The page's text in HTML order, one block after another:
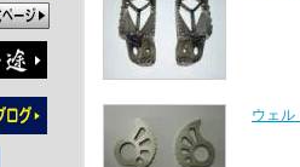
ウェ